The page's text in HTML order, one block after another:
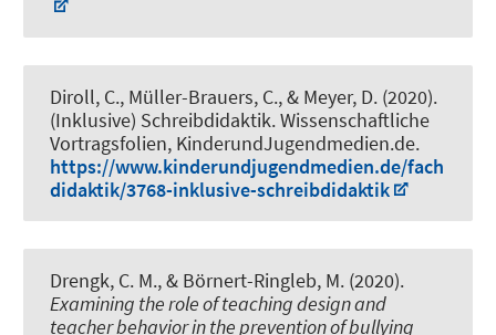
Diroll, C., Müller-Brauers, C., & Meyer, D. (2020).
(Inklusive) Schreibdidaktik. Wissenschaftliche
Vortragsfolien, KinderundJugendmedien.de.
https://www.kinderundjugendmedien.de/fach
didaktik/3768-inklusive-schreibdidaktik
Drengk, C. M., & Börnert-Ringleb, M. (2020).
Examining the role of teaching design and
teacher behavior in the prevention of bullying